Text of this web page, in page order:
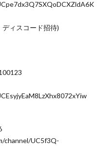
ィスコード招待)
channel/UC5f3Q-